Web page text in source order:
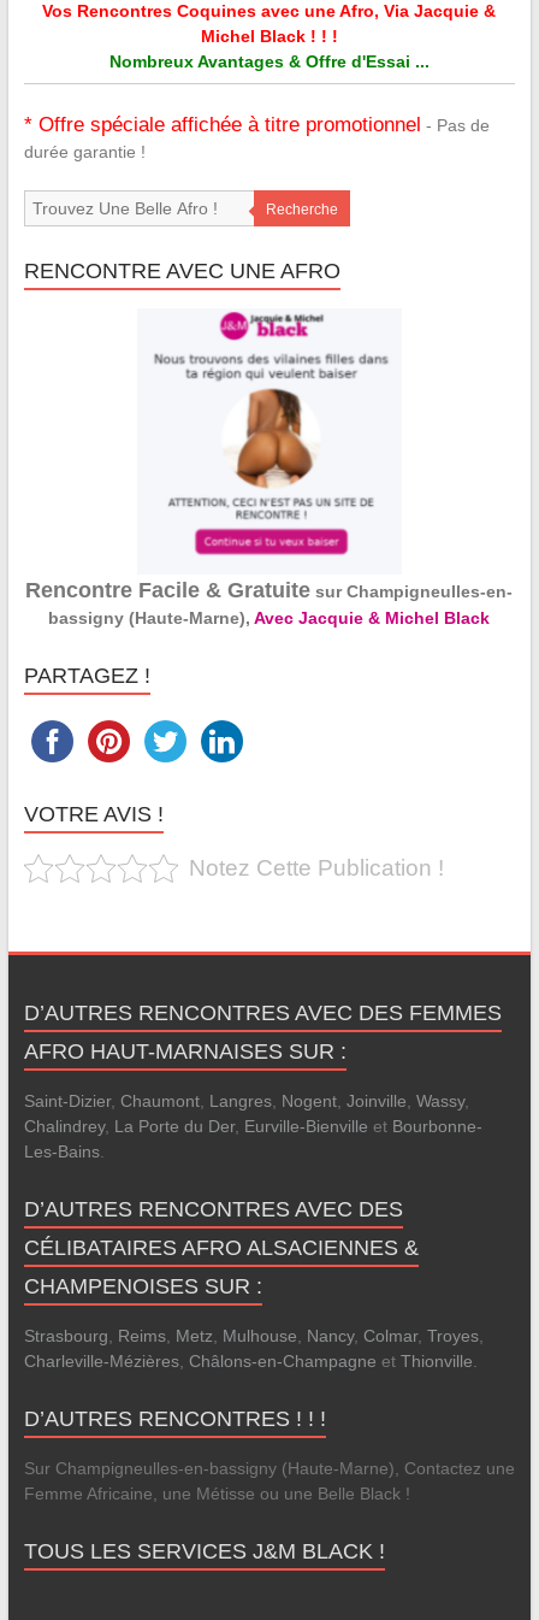
Vos Rencontres Coquines avec une Afro, Via Jacquie &
Michel Black ! ! !
Nombreux Avantages & Offre d'Essai ...
* Offre spéciale affichée à titre promotionnel - Pas de
durée garantie !
Recherche
RENCONTRE AVEC UNE AFRO
Rencontre Facile & Gratuite sur Champigneulles-en-
bassigny (Haute-Marne),Avec Jacquie & Michel Black
PARTAGEZ !
VOTRE AVIS !
Notez Cette Publication !
D’AUTRES RENCONTRES AVEC DES FEMMES
AFRO HAUT-MARNAISES SUR :
Saint-Dizier, Chaumont, Langres, Nogent, Joinville Wassy,
Chalindrey, La Porte du Der, Eurville-Bienville et Bourbonne-
Les-Bains.
D’AUTRES RENCONTRES AVEC DES
CÉLIBATAIRES AFRO ALSACIENNES &
CHAMPENOISES SUR :
Strasbourg Reims, Metz Mulhouse Nancy, Colmar, Troyes,
Charleville-Mézières, Châlons-en-Champagne et Thionville
D’AUTRES RENCONTRES ! ! !
Sur Champigneulles-en-bassigny (Haute-Marne), Contactez une
Femme Africaine, une Métisse ou une Belle Black !
TOUS LES SERVICES J&M BLACK !